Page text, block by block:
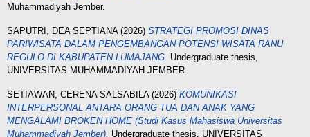
Muhammadiyah Jember.
SAPUTRI, DEA SEPTIANA(2026) STRATEGI PROMOSI DINAS
PARIWISATA DALAM PENGEMBANGAN POTENSI WISATA RANU
REGULO DI KABUPATEN LUMAJANG. Undergraduate thesis,
UNIVERSITAS MUHAMMADIYAH JEMBER.
SETIAWAN, CERENA SALSABILA(2026) KOMUNIKASI
INTERPERSONAL ANTARA ORANG TUA DAN ANAK YANG
MENGALAMI BROKEN HOME (Studi Kasus Mahasiswa Universitas
Muhammadiyah Jember). Undergraduate thesis, UNIVERSITAS